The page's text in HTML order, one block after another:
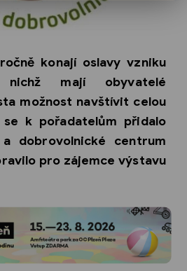
konají oslavy vzniku
mají obyvatelé
možnost navštívit celou
k pořadatelům přidalo
dobrovolnické centrum
pro zájemce výstavu